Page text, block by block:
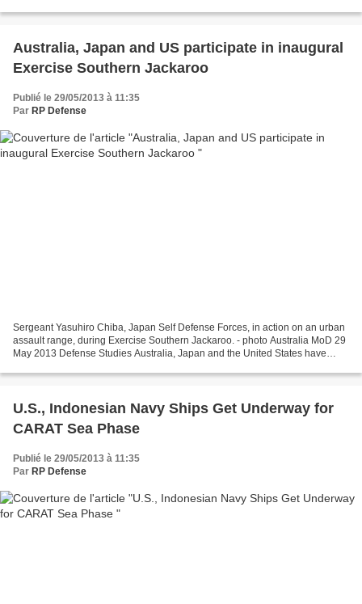
Australia, Japan and US participate in inaugural
Exercise Southern Jackaroo
Publié le 29/05/2013 à 11:35
Par RP Defense
Sergeant Yasuhiro Chiba, Japan Self Defense Forces, in action on an urban
assault range, during Exercise Southern Jackaroo. - photo Australia MoD 29
May 2013 Defense Studies Australia, Japan and the United States have
U.S., Indonesian Navy Ships Get Underway for
CARAT Sea Phase
Publié le 29/05/2013 à 11:35
Par RP Defense